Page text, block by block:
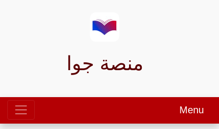
منصة جوا
Menu